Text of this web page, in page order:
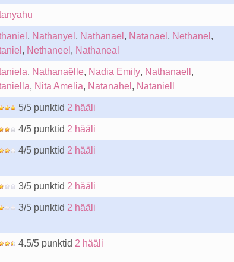
, Nathanyel , Nathanael , Natanael , Nethanel ,
, Nethaneel , Nathaneal
, Nathanaëlle, Nadia Emily, Nathanaell ,
, Nita Amelia, Natanahel , Nataniell
5/5 punktid 2 hääli
4/5 punktid 2 hääli
4/5 punktid 2 hääli
3/5 punktid 2 hääli
3/5 punktid 2 hääli
4.5/5 punktid 2 hääli